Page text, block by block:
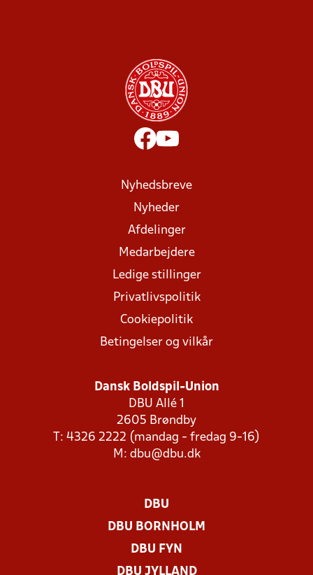
Nyhedsbreve
Nyheder
Afdelinger
Medarbejdere
Ledige stillinger
Privatlivspolitik
Cookiepolitik
Betingelser og vilkår
Dansk Boldspil-Union
DBU Allé 1
2605 Brøndby
T: 4326 2222 (mandag - fredag 9-16)
M: dbu@dbu.dk
DBU
DBU BORNHOLM
DBU FYN
DBU JYLLAND